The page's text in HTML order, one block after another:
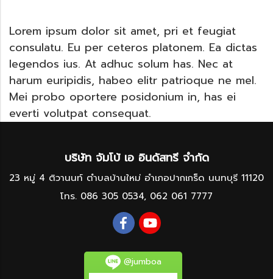
Lorem ipsum dolor sit amet, pri et feugiat
consulatu. Eu per ceteros platonem. Ea dictas
legendos ius. At adhuc solum has. Nec at
harum euripidis, habeo elitr patrioque ne mel.
Mei probo oportere posidonium in, has ei
everti volutpat consequat.
บริษัท จัมโบ้ เอ อินดัสทรี จำกัด
23 หมู่ 4 ติวานนท์ ตำบลบ้านใหม่ อำเภอปากเกร็ด นนทบุรี 11120
โทร. 086 305 0534, 062 061 7777
@jumboa